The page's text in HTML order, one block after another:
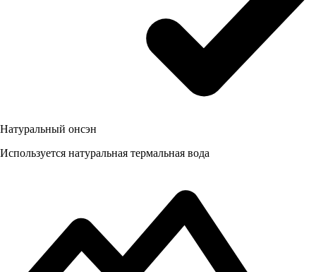
Натуральный онсэн
Используется натуральная термальная вода